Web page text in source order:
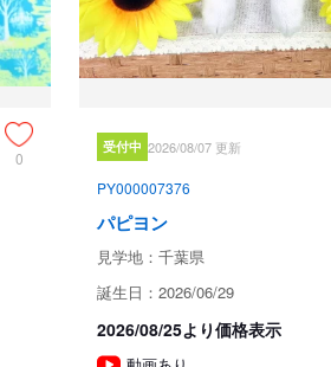
見学についての注意事項
365日年中無休でございますが
一杯のため午後に御願いいたしま
ただ、新型コロナウィルスの感
願い申し上げます。
不織布マスクの着用と検温、手
時節柄、仔犬にも親犬にも触れ
引き渡し時期についての注
動物愛護法により、生後56日
0
受付中 2026/08/07 更新
PY000007376
パピヨン
見学地：千葉県
誕生日：2026/06/29
2026/08/25より価格表示